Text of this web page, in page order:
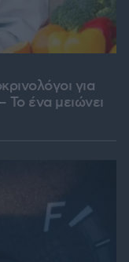
για
ένα μειώνει